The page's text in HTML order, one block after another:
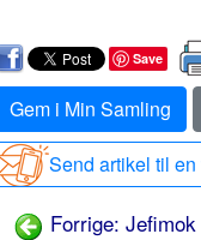
Save
Gem i Min Samling
Send artikel til en
Forrige: Jefimok